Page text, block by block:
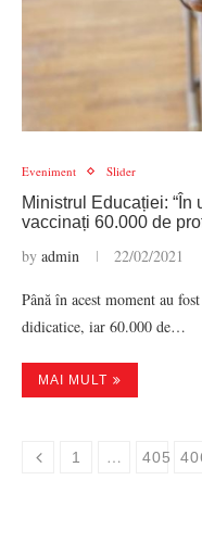
Eveniment Slider
Ministrul Educației: “În
vaccinați 60.000 de
by admin 22/02/2021
Până în acest moment au
didicatice, iar 60.000 de…
MAI MULT
1 … 405